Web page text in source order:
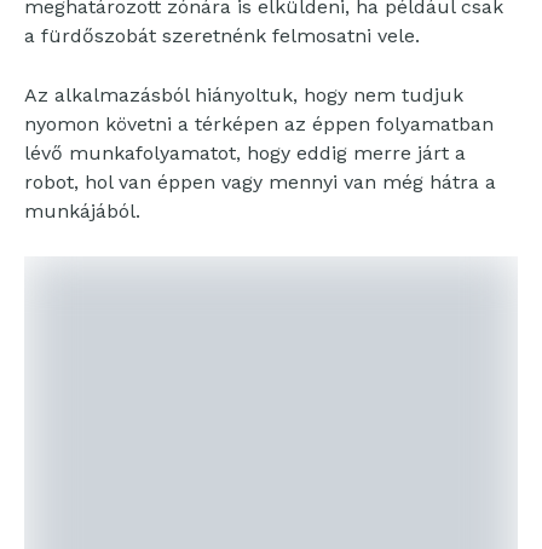
meghatározott zónára is elküldeni, ha például csak
a fürdőszobát szeretnénk felmosatni vele.
Az alkalmazásból hiányoltuk, hogy nem tudjuk
nyomon követni a térképen az éppen folyamatban
lévő munkafolyamatot, hogy eddig merre járt a
robot, hol van éppen vagy mennyi van még hátra a
munkájából.